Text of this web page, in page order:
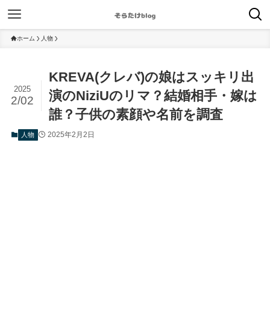
ホーム 人物
KREVA(クレバ)の娘はスッキリ出
演のNiziUのリマ？結婚相手・嫁は
誰？子供の素顔や名前を調査
2025
2/02
人物 2025年2月2日